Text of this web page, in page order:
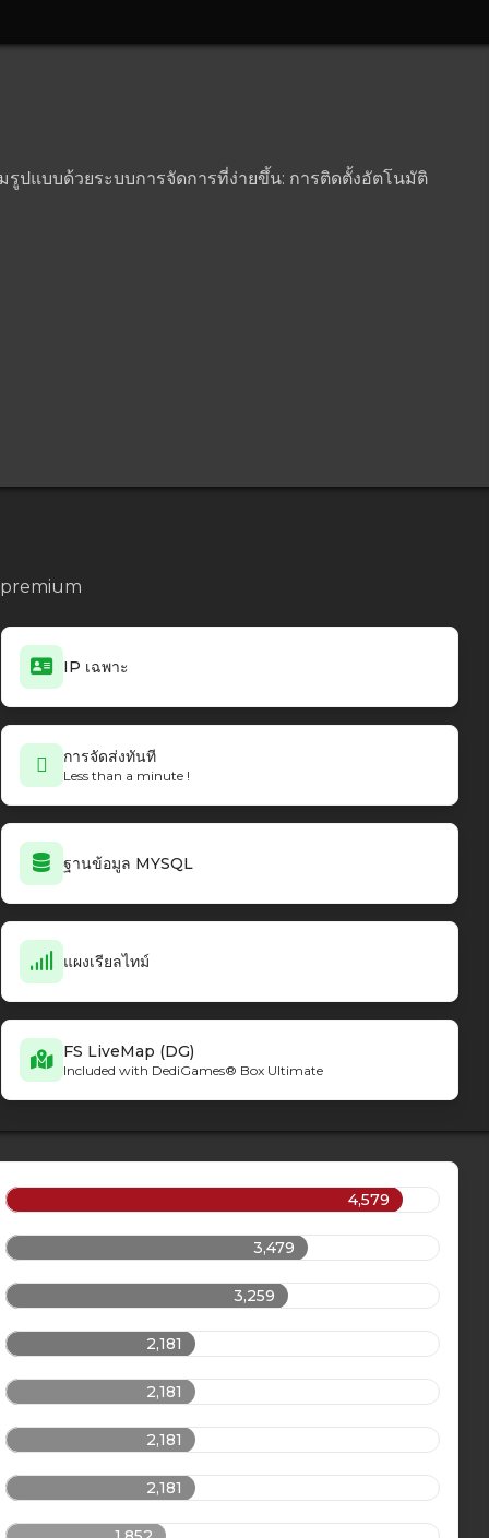
รูปแบบด้วยระบบการจัดการที่ง่ายขึ้น: การติดตั้งอัตโนมัติ
IP เฉพาะ
การจัดส่งทันที
Less than a minute !
ฐานข้อมูล MYSQL
แผงเรียลไทม์
FS LiveMap (DG)
Included with DediGames® Box Ultimate
4,579
3,479
3,259
2,181
2,181
2,181
2,181